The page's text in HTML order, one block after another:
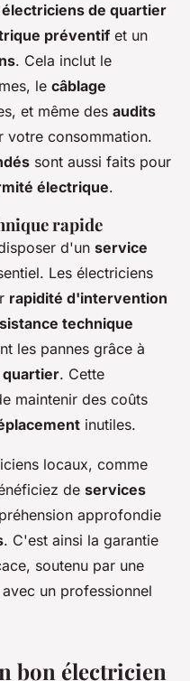
électriciens de quartier
préventif et un
. Cela inclut le
le câblage
et même des audits
votre consommation.
sont aussi faits pour
électrique.
rapide
d'un service
Les électriciens
rapidité d'intervention
technique
les pannes grâce à
. Cette
maintenir des coûts
inutiles.
locaux, comme
de services
approfondie
. C'est ainsi la garantie
soutenu par une
avec un professionnel
bon électricien